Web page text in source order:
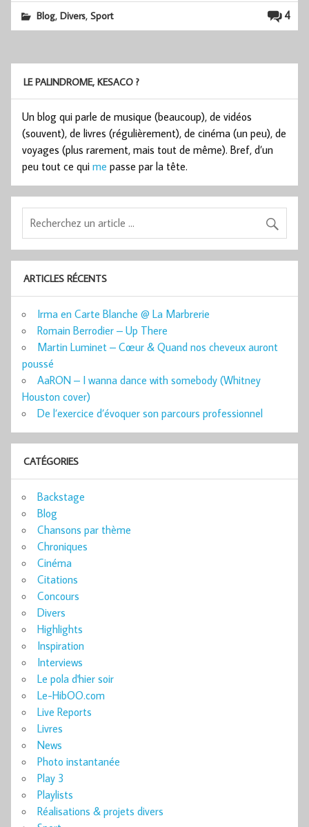
4
Blog,Divers,Sport
LE PALINDROME, KESACO ?
Un blog qui parle de musique (beaucoup), de vidéos
(souvent), de livres (régulièrement), de cinéma (un peu), de
voyages (plus rarement, mais tout de même). Bref, d’un
peu tout ce qui me passe par la tête.
ARTICLES RÉCENTS
Irma en Carte Blanche @ La Marbrerie
Romain Berrodier – Up There
Martin Luminet – Cœur & Quand nos cheveux auront
poussé
AaRON – I wanna dance with somebody (Whitney
Houston cover)
De l’exercice d’évoquer son parcours professionnel
CATÉGORIES
Backstage
Blog
Chansons par thème
Chroniques
Cinéma
Citations
Concours
Divers
Highlights
Inspiration
Interviews
Le pola d'hier soir
Le-HibOO.com
Live Reports
Livres
News
Photo instantanée
Play 3
Playlists
Réalisations & projets divers